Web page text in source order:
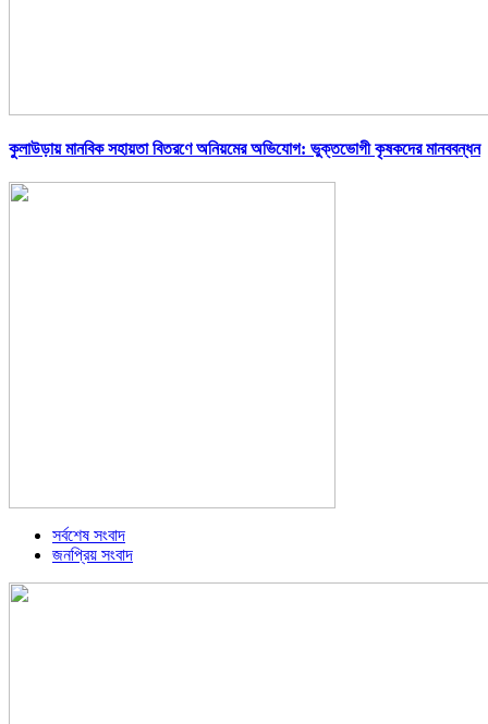
কুলাউড়ায় মানবিক সহায়তা বিতরণে অনিয়মের অভিযোগ: ভুক্তভোগী কৃষকদের মানববন্ধন
সর্বশেষ সংবাদ
জনপ্রিয় সংবাদ